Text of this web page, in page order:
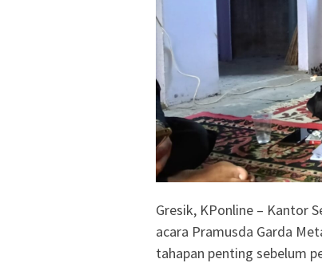
Gresik, KPonline – Kantor
acara Pramusda Garda
tahapan penting sebelum